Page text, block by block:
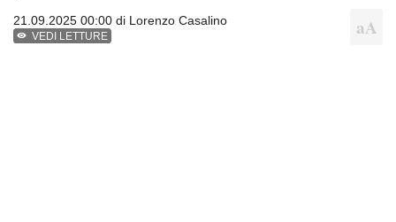
21.09.2025 00:00 di Lorenzo Casalino
VEDI LETTURE